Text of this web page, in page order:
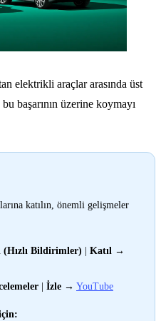
elektrikli araçlar arasında üst
başarının üzerine koymayı
katılın, önemli gelişmeler
(Hızlı Bildirimler) Katıl →
İzle → YouTube